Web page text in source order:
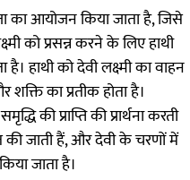
का आयोजन किया जाता है, जिसे
को प्रसन्न करने के लिए हाथी
है। हाथी को देवी लक्ष्मी का वाहन
का प्रतीक होता है।
की प्राप्ति की प्रार्थना करती
की जाती हैं, और देवी के चरणों में
जाता है।